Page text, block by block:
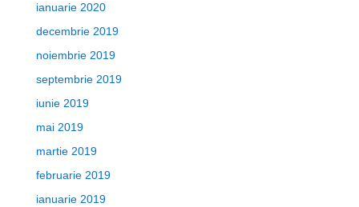
ianuarie 2020
decembrie 2019
noiembrie 2019
septembrie 2019
iunie 2019
mai 2019
martie 2019
februarie 2019
ianuarie 2019